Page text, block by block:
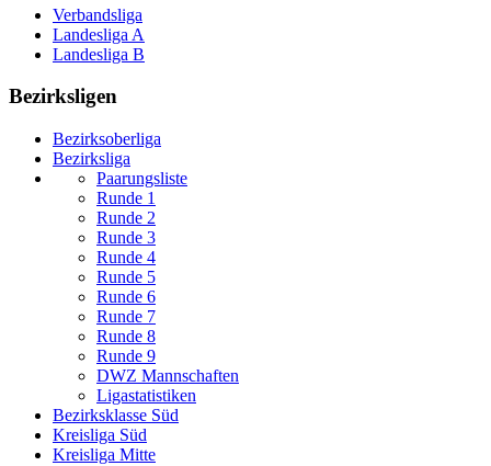
Verbandsliga
Landesliga A
Landesliga B
Bezirksligen
Bezirksoberliga
Bezirksliga
Paarungsliste
Runde 1
Runde 2
Runde 3
Runde 4
Runde 5
Runde 6
Runde 7
Runde 8
Runde 9
DWZ Mannschaften
Ligastatistiken
Bezirksklasse Süd
Kreisliga Süd
Kreisliga Mitte